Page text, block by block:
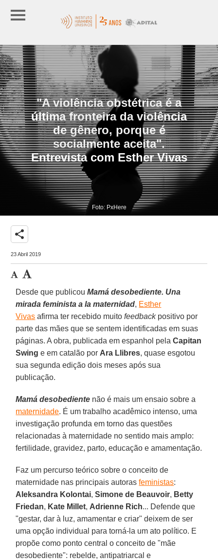
"A violência obstétrica é a
última fronteira da violência
de gênero, porque é
socialmente aceita".
Entrevista com Esther Vivas
Foto: PxHere
share
23 Abril 2019
Desde que publicouMamá desobediente. Una
mirada feminista a la maternidad, Esther
Vivas afirma ter recebido muitofeedbackpositivo por
parte das mães que se sentem identificadas em suas
páginas. A obra, publicada em espanhol pelaCapitan
Swing e em catalão por Ara Llibres, quase esgotou
sua segunda edição dois meses após sua
publicação.
Mamá desobediente não é mais um ensaio sobre a
maternidade. É um trabalho acadêmico intenso, uma
investigação profunda em torno das questões
relacionadas à maternidade no sentido mais amplo:
fertilidade, gravidez, parto, educação e amamentação.
Faz um percurso teórico sobre o conceito de
maternidade nas principais autorasfeministas:
Aleksandra Kolontai,Simone de Beauvoir, Betty
Friedan, Kate Millet, Adrienne Rich... Defende que
"gestar, dar à luz, amamentar e criar" deixem de ser
uma opção individual para torná-la um ato político. E
propõe como ponto central o conceito de "mãe
desobediente": rebelde, antipatriarcal e